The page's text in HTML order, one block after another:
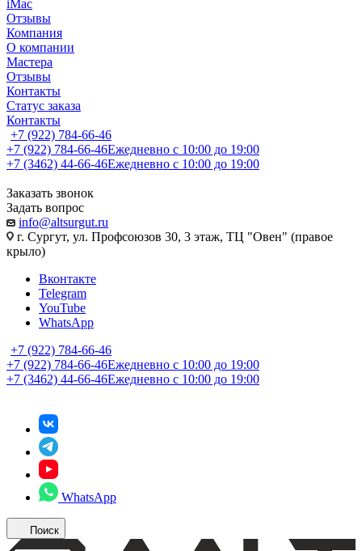
iMac
Отзывы
Компания
О компании
Мастера
Отзывы
Контакты
Статус заказа
Контакты
+7 (922) 784-66-46
+7 (922) 784-66-46Ежедневно с 10:00 до 19:00
+7 (3462) 44-66-46Ежедневно с 10:00 до 19:00
Заказать звонок
Задать вопрос
info@altsurgut.ru
г. Сургут, ул. Профсоюзов 30, 3 этаж, ТЦ "Овен" (правое
крыло)
Вконтакте
Telegram
YouTube
WhatsApp
+7 (922) 784-66-46
+7 (922) 784-66-46Ежедневно с 10:00 до 19:00
+7 (3462) 44-66-46Ежедневно с 10:00 до 19:00
WhatsApp
Поиск